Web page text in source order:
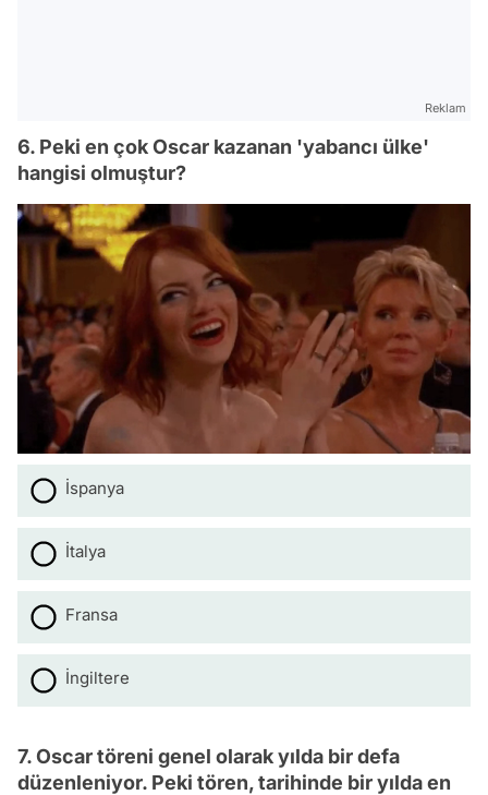
Reklam
6. Peki en çok Oscar kazanan 'yabancı ülke'
hangisi olmuştur?
İspanya
İtalya
Fransa
İngiltere
7. Oscar töreni genel olarak yılda bir defa
düzenleniyor. Peki tören, tarihinde bir yılda en